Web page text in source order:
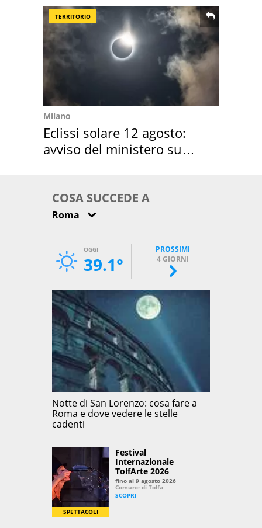
TERRITORIO
Milano
Eclissi solare 12 agosto:
avviso del ministero su